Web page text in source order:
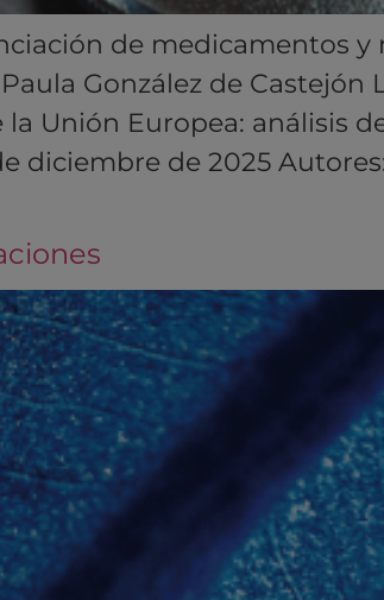
de medicamentos y
González de Castejón
Unión Europea: análisis
de 2025